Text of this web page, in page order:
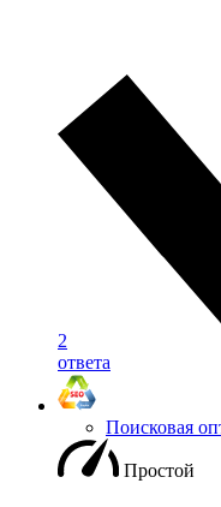
2
ответа
Поисковая
Простой